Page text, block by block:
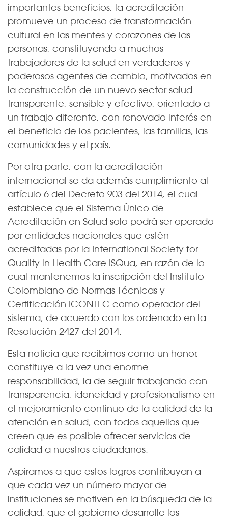
importantes beneficios, la acreditación
promueve un proceso de transformación
cultural en las mentes y corazones de las
personas, constituyendo a muchos
trabajadores de la salud en verdaderos y
poderosos agentes de cambio, motivados en
la construcción de un nuevo sector salud
transparente, sensible y efectivo, orientado a
un trabajo diferente, con renovado interés en
el beneficio de los pacientes, las familias, las
comunidades y el país.
Por otra parte, con la acreditación
internacional se da además cumplimiento al
artículo 6 del Decreto 903 del 2014, el cual
establece que el Sistema Único de
Acreditación en Salud solo podrá ser operado
por entidades nacionales que estén
acreditadas por la International Society for
Quality in Health Care ISQua, en razón de lo
cual mantenemos la inscripción del Instituto
Colombiano de Normas Técnicas y
Certificación ICONTEC como operador del
sistema, de acuerdo con los ordenado en la
Resolución 2427 del 2014.
Esta noticia que recibimos como un honor,
constituye a la vez una enorme
responsabilidad, la de seguir trabajando con
transparencia, idoneidad y profesionalismo en
el mejoramiento continuo de la calidad de la
atención en salud, con todos aquellos que
creen que es posible ofrecer servicios de
calidad a nuestros ciudadanos.
Aspiramos a que estos logros contribuyan a
que cada vez un número mayor de
instituciones se motiven en la búsqueda de la
calidad, que el gobierno desarrolle los